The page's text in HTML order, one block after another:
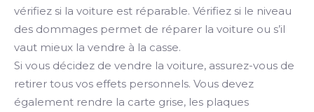
vérifiez si la voiture est réparable. Vérifiez si le niveau
des dommages permet de réparer la voiture ou s’il
vaut mieux la vendre à la casse.
Si vous décidez de vendre la voiture, assurez-vous de
retirer tous vos effets personnels. Vous devez
également rendre la carte grise, les plaques